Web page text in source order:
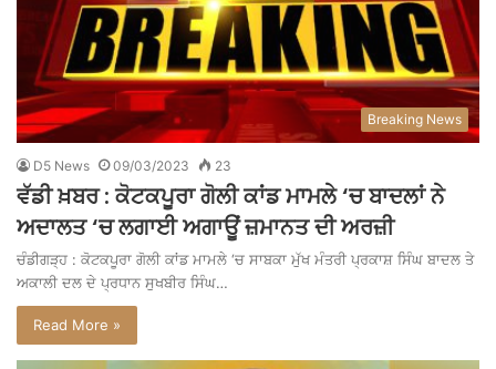
Breaking News
D5 News 09/03/2023 23
ਵੱਡੀ ਖ਼ਬਰ : ਕੋਟਕਪੂਰਾ ਗੋਲੀ ਕਾਂਡ ਮਾਮਲੇ ‘ਚ ਬਾਦਲਾਂ ਨੇ
ਅਦਾਲਤ ‘ਚ ਲਗਾਈ ਅਗਾਊਂ ਜ਼ਮਾਨਤ ਦੀ ਅਰਜ਼ੀ
ਚੰਡੀਗੜ੍ਹ : ਕੋਟਕਪੂਰਾ ਗੋਲੀ ਕਾਂਡ ਮਾਮਲੇ ‘ਚ ਸਾਬਕਾ ਮੁੱਖ ਮੰਤਰੀ ਪ੍ਰਕਾਸ਼ ਸਿੰਘ ਬਾਦਲ ਤੇ
ਅਕਾਲੀ ਦਲ ਦੇ ਪ੍ਰਧਾਨ ਸੁਖਬੀਰ ਸਿੰਘ…
Read More »